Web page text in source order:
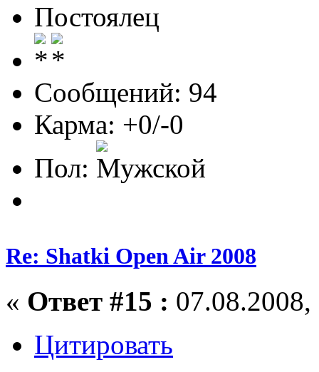
Постоялец
Сообщений: 94
Карма: +0/-0
Пол:
Re: Shatki Open Air 2008
« Ответ #15 :
Цитировать